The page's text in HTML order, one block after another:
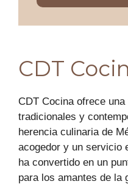
CDT
CDT Cocina ofrece
tradicionales y
herencia culinaria de
acogedor y un servicio
ha convertido en un
para los amantes de la